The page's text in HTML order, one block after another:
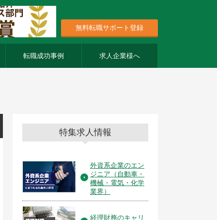
無料転職サポート登録
転職成功事例 求人企業様へ
特集求人情報
外資系企業のエン
ジニア（自動車・
機械・電気・化学
業界）
経理財務のキャリ